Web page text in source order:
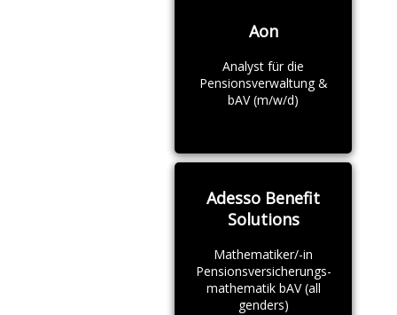
Aon
Analyst für die
Pensionsverwaltung &
bAV (m/w/d)
Adesso Benefit
Solutions
Mathematiker/-in
Pensionsversicherungs-
mathematik bAV (all
genders)